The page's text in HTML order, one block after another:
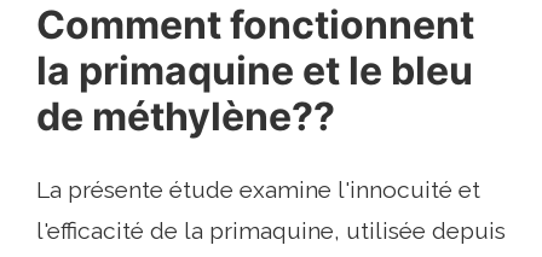
Comment fonctionnent
la primaquine et le bleu
de méthylène??
La présente étude examine l'innocuité et
l'efficacité de la primaquine, utilisée depuis